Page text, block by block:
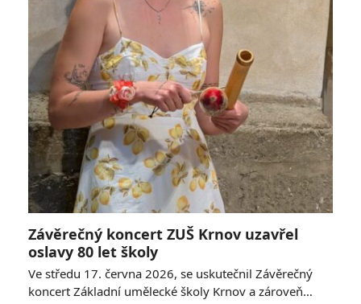
Závěrečný koncert ZUŠ Krnov uzavřel
oslavy 80 let školy
Ve středu 17. června 2026, se uskutečnil Závěrečný
koncert Základní umělecké školy Krnov a zároveň…